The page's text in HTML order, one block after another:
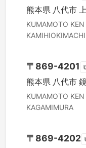
熊本県 八代市
KUMAMOTO KEN
KAMIHIOKIMACHI
〒 869-4201
熊本県 八代市
KUMAMOTO KEN
KAGAMIMURA
〒 869-4202